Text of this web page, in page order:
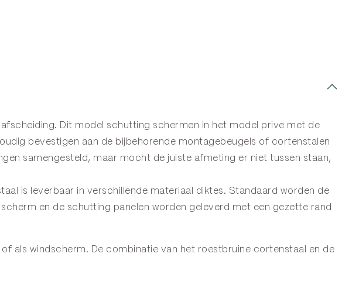
Dit model schutting schermen in het model prive met de
bevestigen aan de bijbehorende montagebeugels of cortenstalen
samengesteld, maar mocht de juiste afmeting er niet tussen staan,
is leverbaar in verschillende materiaal diktes. Standaard worden de
en de schutting panelen worden geleverd met een gezette rand
als windscherm. De combinatie van het roestbruine cortenstaal en de